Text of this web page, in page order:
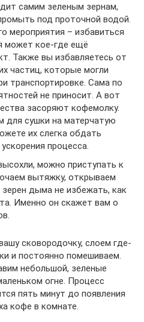
самим зеленым зернам,
под проточной водой.
мероприятия – избавиться
может кое-где ещё
Также вы избавляетесь от
частиц, которые могли
транспортировке. Сама по
не приносит. А вот
засоряют кофемолку.
сушки на матерчатую
их слегка обдать
процесса.
можно приступать к
вытяжку, открываем
дыма не избежать, как
Именно он скажет вам о
сковородочку, слоем где-
и постоянно помешиваем.
небольшой, зеленые
огне. Процесс
пять минут до появления
кофе в комнате.